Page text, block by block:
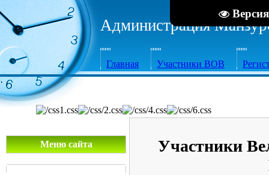
Администрация
Главная Участники ВОВ
·
Меню сайта
Участники